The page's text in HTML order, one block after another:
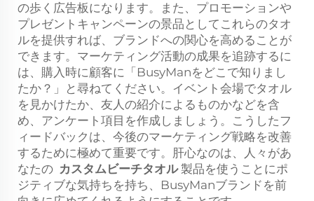
の歩く広告板になります。また、プロモーションや
プレゼントキャンペーンの景品としてこれらのタオ
ルを提供すれば、ブランドへの関心を高めることが
できます。マーケティング活動の成果を追跡するに
は、購入時に顧客に「BusyManをどこで知りまし
たか？」と尋ねてください。イベント会場でタオル
を見かけたか、友人の紹介によるものかなどを含
め、アンケート項目を作成しましょう。こうしたフ
ィードバックは、今後のマーケティング戦略を改善
するために極めて重要です。肝心なのは、人々があ
なたの カスタムビーチタオル製品を使うことにポ
ジティブな気持ちを持ち、BusyManブランドを前